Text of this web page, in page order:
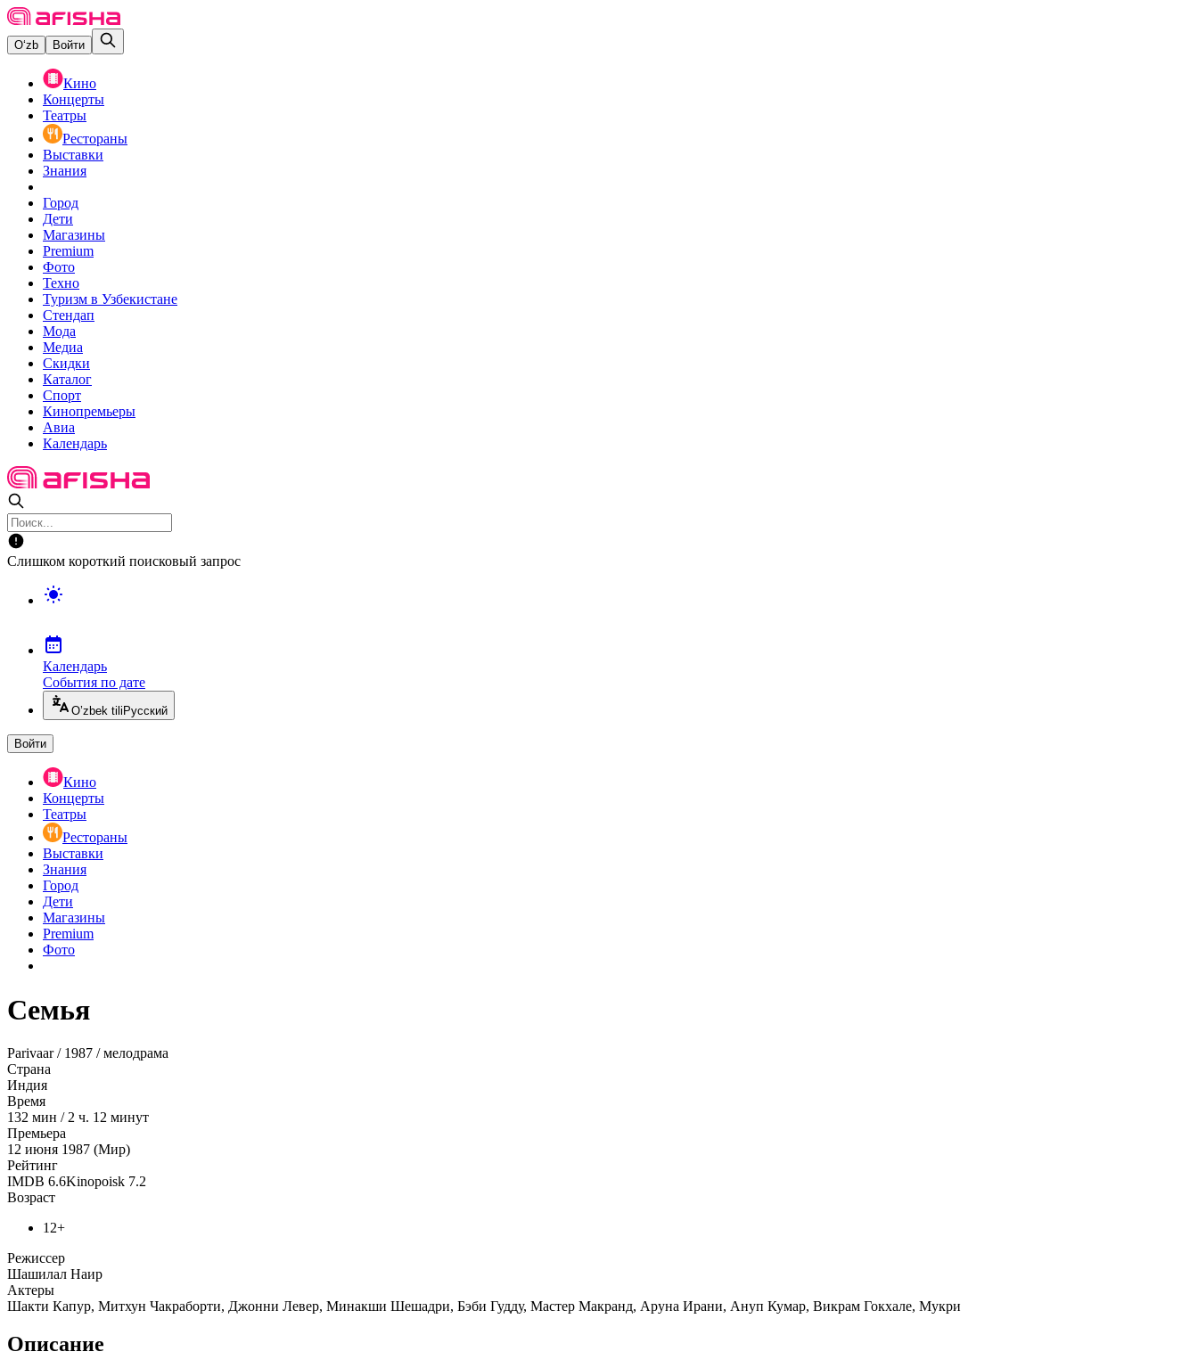
O‘zb Войти
Кино
Концерты
Театры
Рестораны
Выставки
Знания
Город
Дети
Магазины
Premium
Фото
Техно
Туризм в Узбекистане
Стендап
Мода
Медиа
Скидки
Каталог
Спорт
Кинопремьеры
Авиа
Календарь
Слишком короткий поисковый запрос
Календарь
События по дате
O’zbek tili Русский
Войти
Кино
Концерты
Театры
Рестораны
Выставки
Знания
Город
Дети
Магазины
Premium
Фото
Семья
Parivaar / 1987 / мелодрама
Страна
Индия
Время
132 мин / 2 ч. 12 минут
Премьера
12 июня 1987 (Мир)
Рейтинг
IMDB 6.6Kinopoisk 7.2
Возраст
12+
Режиссер
Шашилал Наир
Актеры
Шакти Капур, Митхун Чакраборти, Джонни Левер, Минакши Шешадри, Бэби Гудду, Мастер Макранд, Аруна Ирани, Ануп Кумар, Викрам Гокхале, Мукри
Описание